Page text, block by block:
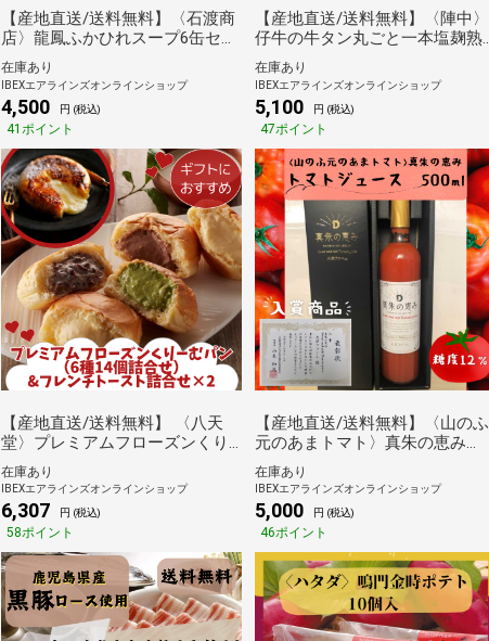
【産地直送/送料無料】〈石渡商
店〉龍鳳ふかひれスープ6缶セッ
ト
在庫あり
IBEXエアラインズオンラインショップ
4,500 円 (税込)
41ポイント
【産地直送/送料無料】〈陣中〉
仔牛の牛タン丸ごと一本塩麹熟
成 240g
在庫あり
IBEXエアラインズオンラインショップ
5,100 円 (税込)
47ポイント
【産地直送/送料無料】 〈八天
堂〉プレミアムフローズンくり
ーむパン・フレンチトースト詰
合せ
在庫あり
IBEXエアラインズオンラインショップ
6,307 円 (税込)
58ポイント
【産地直送/送料無料】〈山のふ
元のあまトマト〉真朱の恵み
（トマトジュース）500ml
在庫あり
IBEXエアラインズオンラインショップ
5,000 円 (税込)
46ポイント